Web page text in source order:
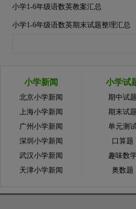
小学1-6年级语数英教案汇总
小学1-6年级语数英期末试题整理汇总
小学新闻
北京小学新闻
上海小学新闻
广州小学新闻
深圳小学新闻
武汉小学新闻
天津小学新闻
小学试
期中试题
期末试题
单元测
口算题
趣味数
奥数题